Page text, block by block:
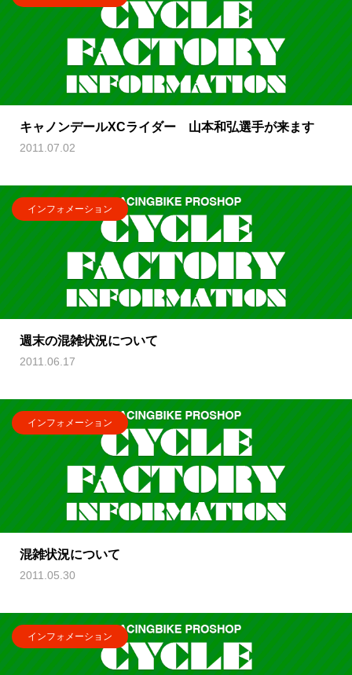
キャノンデールXCライダー 山本和弘選手が来ます
2011.07.02
インフォメーション
週末の混雑状況について
2011.06.17
インフォメーション
混雑状況について
2011.05.30
インフォメーション